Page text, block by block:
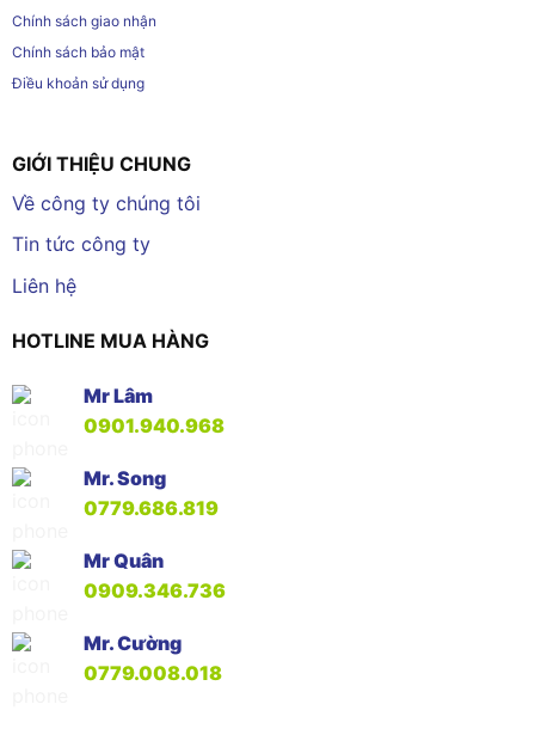
Chính sách giao nhận
Chính sách bảo mật
Điều khoản sử dụng
GIỚI THIỆU CHUNG
Về công ty chúng tôi
Tin tức công ty
Liên hệ
HOTLINE MUA HÀNG
Mr Lâm
0901.940.968
Mr. Song
0779.686.819
Mr Quân
0909.346.736
Mr. Cường
0779.008.018